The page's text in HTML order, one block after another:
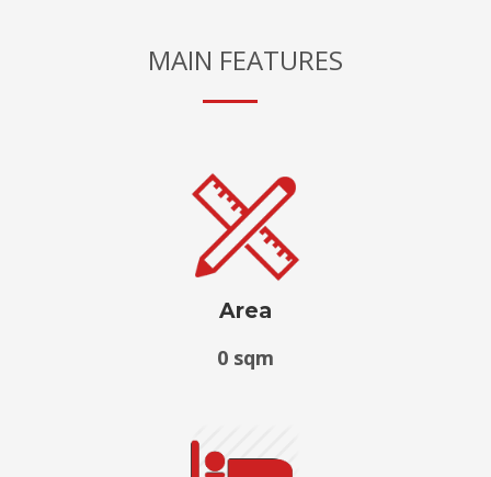
MAIN FEATURES
Area
0 sqm